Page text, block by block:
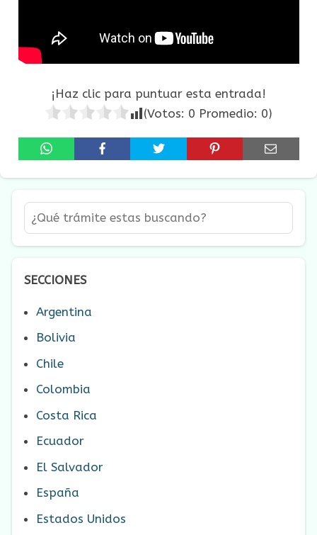
¡Haz clic para puntuar esta entrada!
(Votos: 0 Promedio: 0)
SECCIONES
Argentina
Bolivia
Chile
Colombia
Costa Rica
Ecuador
El Salvador
España
Estados Unidos